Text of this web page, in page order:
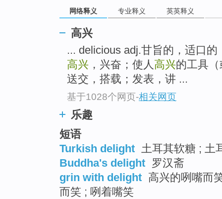
网络释义 专业释义 英英释义
高兴
... delicious adj.甘旨的，适口
高兴 ，兴奋；使人高兴的工具
送交，搭载；发表，讲 ...
基于1028个网页-相关网页
乐趣
短语
Turkish delight 土耳其软糖 ; 土
Buddha's delight 罗汉斋
grin with delight 高兴的咧嘴而
而笑 ; 咧着嘴笑